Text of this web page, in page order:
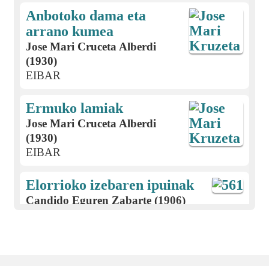
Anbotoko dama eta
arrano kumea
Jose Mari Cruceta Alberdi
(1930)
EIBAR
Ermuko lamiak
Jose Mari Cruceta Alberdi
(1930)
EIBAR
Elorrioko izebaren ipuinak
Candido Eguren Zabarte (1906)